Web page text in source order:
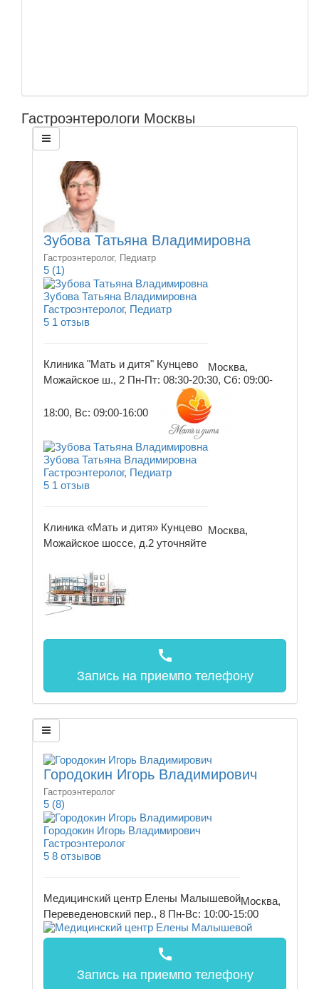
Гастроэнтерологи Москвы
Зубова Татьяна Владимировна
Гастроэнтеролог, Педиатр
5 (1)
Зубова Татьяна Владимировна
Гастроэнтеролог, Педиатр
5 1 отзыв
Клиника "Мать и дитя" Кунцево
Москва,
Можайское ш., 2 Пн-Пт: 08:30-20:30, Сб: 09:00-
18:00, Вс: 09:00-16:00
Зубова Татьяна Владимировна
Гастроэнтеролог, Педиатр
5 1 отзыв
Клиника «Мать и дитя» Кунцево Москва,
Можайское шоссе, д.2 уточняйте
call
Запись на приемпо телефону
Городокин Игорь Владимирович
Гастроэнтеролог
5 (8)
Городокин Игорь Владимирович
Гастроэнтеролог
5 8 отзывов
Медицинский центр Елены МалышевойМосква,
Переведеновский пер., 8 Пн-Вс: 10:00-15:00
call
Запись на приемпо телефону